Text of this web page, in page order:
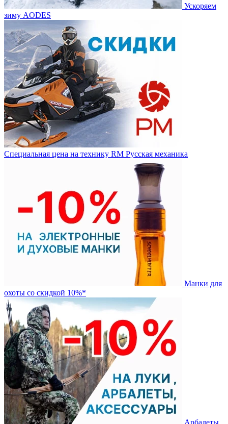
Ускоряем
зиму AODES
Специальная цена на технику RM Русская механика
Манки для
охоты со скидкой 10%*
Арбалеты,